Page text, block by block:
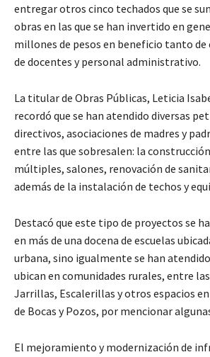
entregar otros cinco techados que se
obras en las que se han invertido en
millones de pesos en beneficio tanto
de docentes y personal administrativo.
La titular de Obras Públicas, Leticia
recordó que se han atendido diversas
directivos, asociaciones de madres y
entre las que sobresalen: la
múltiples, salones, renovación de
además de la instalación de techos y
Destacó que este tipo de proyectos se
en más de una docena de escuelas
urbana, sino igualmente se han
ubican en comunidades rurales, entre
Jarrillas, Escalerillas y otros espacios
de Bocas y Pozos, por mencionar
El mejoramiento y modernización de